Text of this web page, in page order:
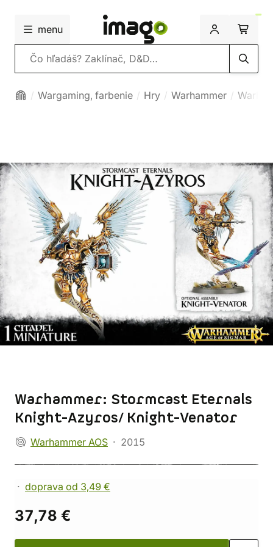
menu
Vyhľadávanie
Wargaming, farbenie Hry Warhammer
Warhammer: Stormcast Eternals
Knight-Azyros/ Knight-Venator
Warhammer AOS 2015
doprava od 3,49 €
37,78 €